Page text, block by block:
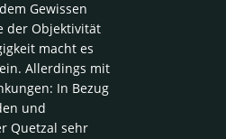
Gewissen
der Objektivität
macht es
Allerdings mit
In Bezug
und
Quetzal sehr